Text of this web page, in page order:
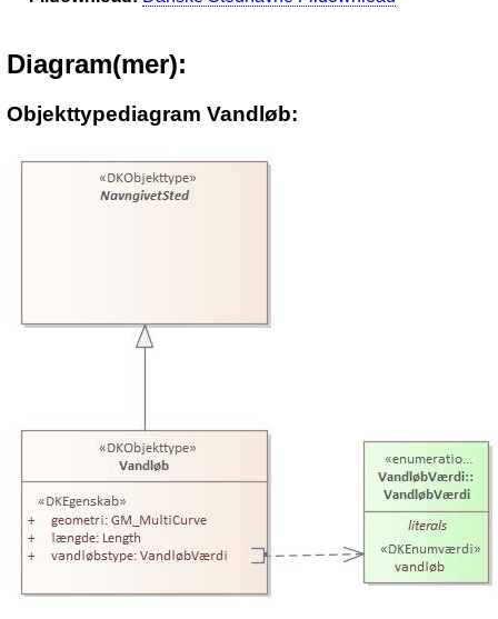
Diagram(mer):
Objekttypediagram Vandløb: